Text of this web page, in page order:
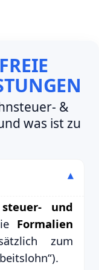
&
was ist zu
steuer- und
Formalien
zum